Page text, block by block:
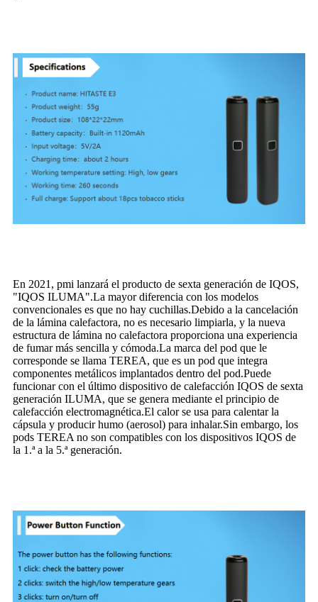
En 2021, pmi lanzará el producto de sexta generación de IQOS,
"IQOS ILUMA".La mayor diferencia con los modelos
convencionales es que no hay cuchillas.Debido a la cancelación
de la lámina calefactora, no es necesario limpiarla, y la nueva
estructura de lámina no calefactora proporciona una experiencia
de fumar más sencilla y cómoda.La marca del pod que le
corresponde se llama TEREA, que es un pod que integra
componentes metálicos implantados dentro del pod.Puede
funcionar con el último dispositivo de calefacción IQOS de sexta
generación ILUMA, que se genera mediante el principio de
calefacción electromagnética.El calor se usa para calentar la
cápsula y producir humo (aerosol) para inhalar.Sin embargo, los
pods TEREA no son compatibles con los dispositivos IQOS de
la 1.ª a la 5.ª generación.